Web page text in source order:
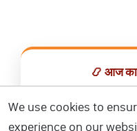
📿 आज का
We use cookies to
experience on our